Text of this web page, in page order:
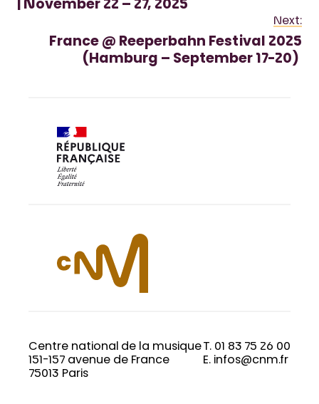
| November 22 – 27, 2025
Next:
France @ Reeperbahn Festival 2025
(Hamburg – September 17-20)
Centre national de la musique
151-157 avenue de France
75013 Paris
T. 01 83 75 26 00
E. infos@cnm.fr